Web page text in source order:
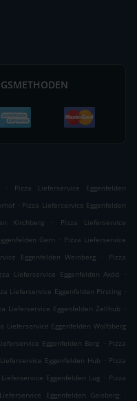
.
Pizza Lieferservice Eggenfelden
. Pizza Lieferservice Eggenfelden
Kirchberg .
Pizza Lieferservice
Gern . Pizza Lieferservice
Eggenfelden Weinberg .
Pizza
Lieferservice Eggenfelden Axöd
.
Lieferservice Eggenfelden Pirsting .
Lieferservice Eggenfelden Zellhub .
Lieferservice Eggenfelden Wolfsberg
Eggenfelden Berg . Pizza
Eggenfelden Hub . Pizza
Lieferservice Eggenfelden Lug . Pizza
Eggenfelden Gaisberg
.